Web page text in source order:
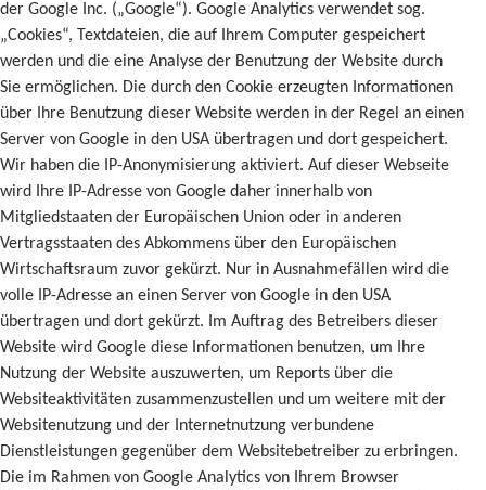
der Google Inc. („Google“). Google Analytics verwendet sog.
„Cookies“, Textdateien, die auf Ihrem Computer gespeichert
werden und die eine Analyse der Benutzung der Website durch
Sie ermöglichen. Die durch den Cookie erzeugten Informationen
über Ihre Benutzung dieser Website werden in der Regel an einen
Server von Google in den USA übertragen und dort gespeichert.
Wir haben die IP-Anonymisierung aktiviert. Auf dieser Webseite
wird Ihre IP-Adresse von Google daher innerhalb von
Mitgliedstaaten der Europäischen Union oder in anderen
Vertragsstaaten des Abkommens über den Europäischen
Wirtschaftsraum zuvor gekürzt. Nur in Ausnahmefällen wird die
volle IP-Adresse an einen Server von Google in den USA
übertragen und dort gekürzt. Im Auftrag des Betreibers dieser
Website wird Google diese Informationen benutzen, um Ihre
Nutzung der Website auszuwerten, um Reports über die
Websiteaktivitäten zusammenzustellen und um weitere mit der
Websitenutzung und der Internetnutzung verbundene
Dienstleistungen gegenüber dem Websitebetreiber zu erbringen.
Die im Rahmen von Google Analytics von Ihrem Browser